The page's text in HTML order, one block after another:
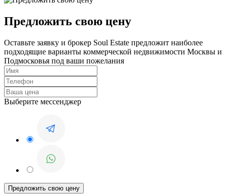
Предложить свою цену
Оставьте заявку и брокер Soul Estate предложит наиболее
подходящие варианты коммерческой недвижимости Москвы и
Подмосковья под ваши пожелания
Выберите мессенджер